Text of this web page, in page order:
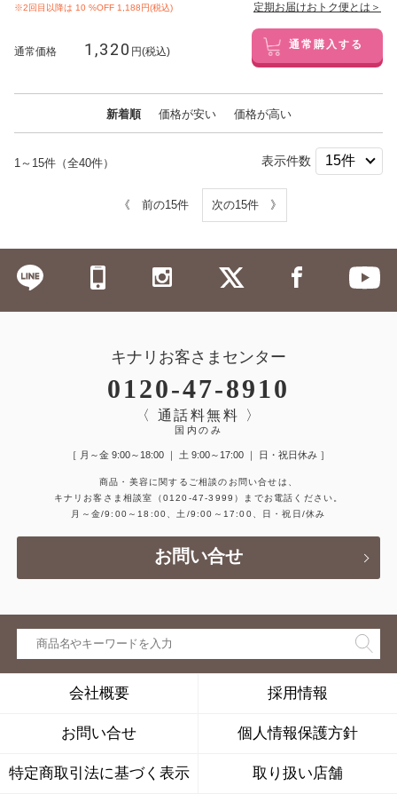
※2回目以降は 10 %OFF 1,188円(税込) 定期お届けおトク便とは＞
通常価格 1,320 円(税込) 通常購入する
新着順 価格が安い 価格が高い
1～15件（全40件） 表示件数
《 前の15件 次の15件 》
キナリお客さまセンター
0120-47-8910
〈 通話料無料 〉
国内のみ
［ 月～金 9:00～18:00 ｜ 土 9:00～17:00 ｜ 日・祝日休み ］
商品・美容に関するご相談のお問い合せは、
キナリお客さま相談室
（0120-47-3999）
までお電話ください。
月～金/9:00～18:00、土/9:00～17:00、日・祝日/休み
お問い合せ
会社概要 採用情報
お問い合せ 個人情報保護方針
特定商取引法に基づく表示 取り扱い店舗